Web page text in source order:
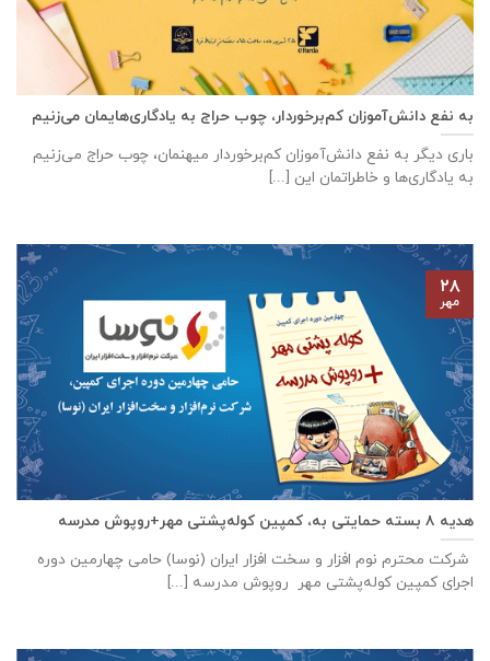
به نفع دانش‌آموزان کم‌برخوردار، چوب حراج به یادگاری‌هایمان می‌زنیم
باری دیگر به نفع دانش‌آموزان کم‌برخوردار میهنمان، چوب حراج می‌زنیم
به یادگاری‌ها و خاطراتمان این [...]
هدیه ۸ بسته حمایتی به، کمپین کوله‌پشتی مهر+روپوش مدرسه
شرکت محترم نوم افزار و سخت افزار ایران (نوسا) حامی چهارمین دوره
اجرای کمپین کوله‌پشتی مهر روپوش مدرسه [...]
۲۸
مهر